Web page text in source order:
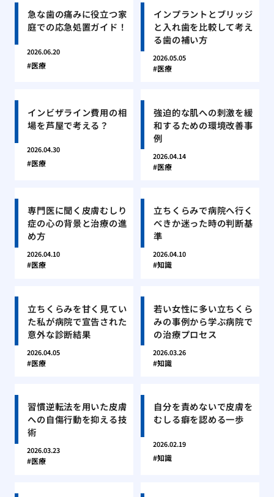
急な歯の痛みに役立つ家
庭での応急処置ガイド！
2026.06.20
医療
インプラントとブリッジ
と入れ歯を比較して考え
る歯の補い方
2026.05.05
医療
インビザライン費用の相
場を芦屋で考える？
2026.04.30
医療
強迫的な肌への刺激を緩
和するための環境改善事
例
2026.04.14
医療
専門医に聞く皮膚むしり
症の心の背景と治療の進
め方
2026.04.10
医療
立ちくらみで病院へ行く
べきか迷った時の判断基
準
2026.04.10
知識
立ちくらみを甘く見てい
た私が病院で宣告された
意外な診断結果
2026.04.05
医療
若い女性に多い立ちくら
みの事例から学ぶ病院で
の治療プロセス
2026.03.26
知識
習慣逆転法を用いた皮膚
への自傷行動を抑える技
術
2026.03.23
医療
自分を責めないで皮膚を
むしる癖を認める一歩
2026.02.19
知識